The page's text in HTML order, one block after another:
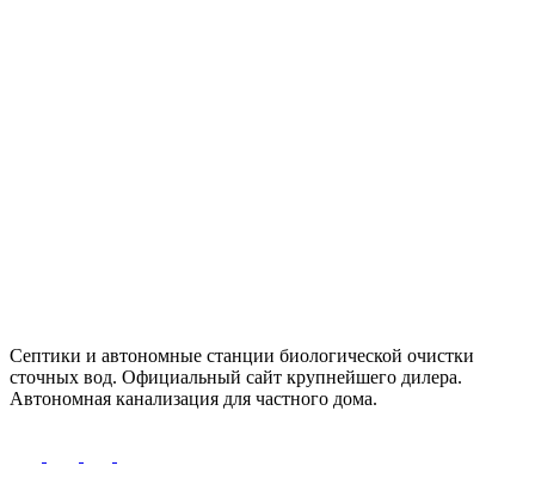
Cептики и автономные станции биологической очистки
сточных вод. Официальный сайт крупнейшего дилера.
Автономная канализация для частного дома.